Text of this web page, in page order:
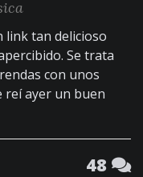
link tan delicioso
Se trata
con unos
reí ayer un buen
48